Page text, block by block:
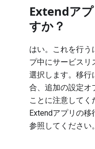
Extendア
すか？
はい。これを行う
プ中にサービスリ
選択します。移行
合、追加の設定オ
ことに注意してく
Extendアプリの
参照してください。